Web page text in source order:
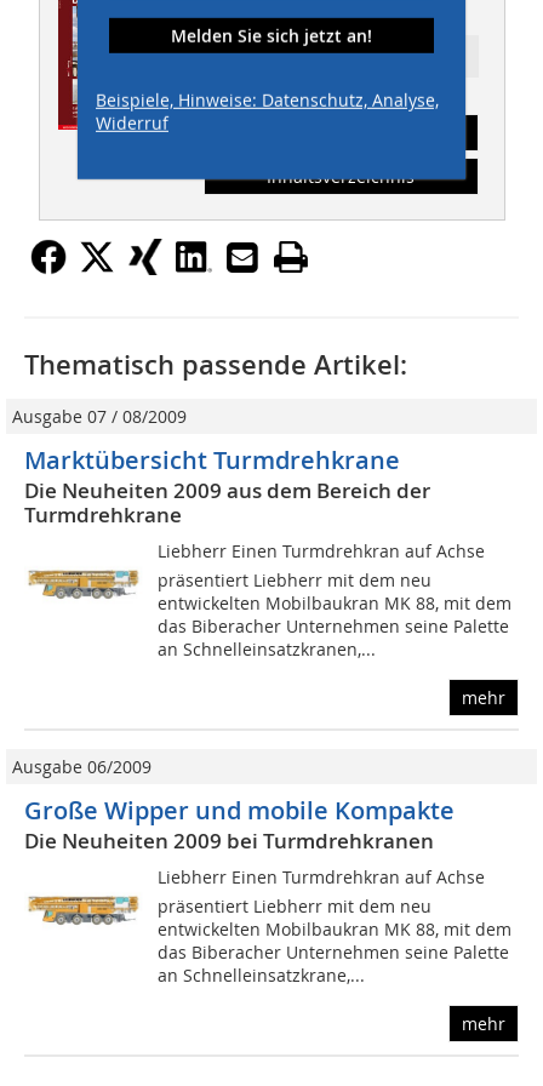
THIS 04/2011
Ressort: Maschinen
Inhaltsverzeichnis
Melden Sie sich jetzt an!
Beispiele, Hinweise: Datenschutz, Analyse,
Widerruf
Thematisch passende Artikel:
Ausgabe 07 / 08/2009
Marktübersicht Turmdrehkrane
Die Neuheiten 2009 aus dem Bereich der
Turmdrehkrane
Liebherr Einen Turmdrehkran auf Achse
präsentiert Liebherr mit dem neu
entwickelten Mobilbaukran MK 88, mit dem
das Biberacher Unternehmen seine Palette
an Schnelleinsatzkranen,...
mehr
Ausgabe 06/2009
Große Wipper und mobile Kompakte
Die Neuheiten 2009 bei Turmdrehkranen
Liebherr Einen Turmdrehkran auf Achse
präsentiert Liebherr mit dem neu
entwickelten Mobilbaukran MK 88, mit dem
das Biberacher Unternehmen seine Palette
an Schnelleinsatzkrane,...
mehr